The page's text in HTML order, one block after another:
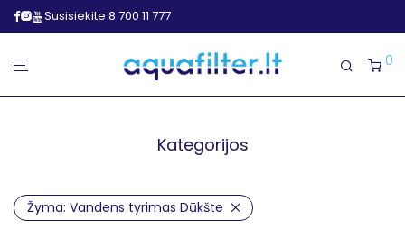
Susisiekite 8 700 11 777
0
Kategorijos
Žyma: Vandens tyrimas Dūkšte